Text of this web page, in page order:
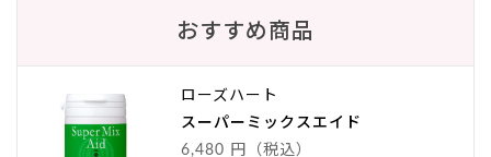
おすすめ商品
ローズハート
スーパーミックスエイド
6,480 円（税込）